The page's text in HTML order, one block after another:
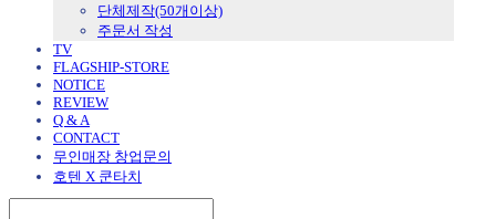
단체제작(50개이상)
주문서 작성
TV
FLAGSHIP-STORE
NOTICE
REVIEW
Q & A
CONTACT
무인매장 창업문의
호텐 X 쿤타치